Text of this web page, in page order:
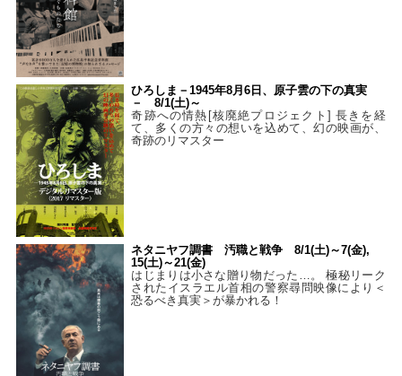
ひろしま－1945年8月6日、原子雲の下の真実
－ 8/1(土)～
奇跡への情熱[核廃絶プロジェクト] 長きを経
て、多くの方々の想いを込めて、幻の映画が、
奇跡のリマスター
ネタニヤフ調書 汚職と戦争 8/1(土)～7(金),
15(土)～21(金)
はじまりは小さな贈り物だった…。 極秘リーク
されたイスラエル首相の警察尋問映像により＜
恐るべき真実＞が暴かれる！